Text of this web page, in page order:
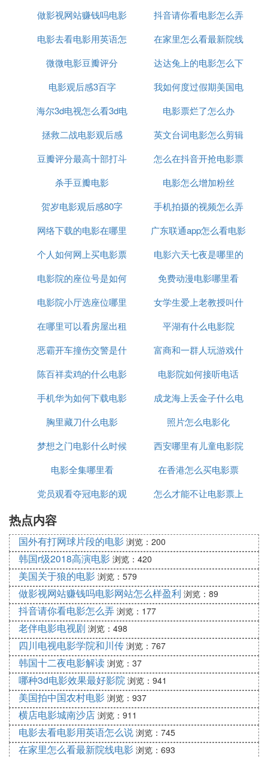
软件介绍
南瓜电影是一个惊悚恐怖专题电影APP，独家放送，
恐怖惊悚电影全员加速中，丧尸大本营带来炫酷的享
优质片源，覆盖十六个惊悚恐怖电影分类。
作为定位中国版Netflix的视频平台，南瓜电影采用纯
付费、无广告的运营模式，是国内最大的会员订阅制
视频平台，装机量早已超1亿台/次，注册用户达3000
有一些电影或是电视剧因为很热门，播放器就会设置
成会员才能看。购买播放器的会员后就可以免费播放
VIP的电影，还有一些播放器会搞一些充值活动。
充值活动包括月充、季充、年充等收费标准，一般
个充值的优惠力度比较大，之后月份会按原价收
像是有些热播的电视剧新更新的两集就会设置成会员
才可以看，充值会员后就可以免费观看。有些比较热
不贵大约六元左右。
⑷ 《南瓜电影》使用方法教程
南瓜 电影 功能众多，支持在线缓存下载电影，电影
分类导航等。很多小伙伴在第一次下载使用的时候，
还不太清楚南瓜电影具体怎么使用，下面我带来了关
于南瓜电影的使用方法教程，一起来看看吧！
南瓜电影使用教程：
1、打开南瓜电影APP，咋首页可以点击右上角的搜
索按钮查找影片。
影的类型。
3、在精彩导视里面，你可一看到最新最热门的 视频
，和大家目前观看的最多的视频啦，不错过任何一个
精彩时刻。
4、在我的页面，呢可以查看你自己的收藏和下载，
还可以设置自己的喜好哦。
⑸ 南瓜电影恢复正常了吗
南瓜电影没有恢复正常。
南瓜电影平台上大量影视资源因版权问题下架，且至
今未恢复，引起用户不满。南瓜电影是一个垂直纯付
费订阅制的流媒体平台，在恒腾网络收购之前，南瓜
电影凭借内容丰富、无删减、无广告等特征，在竞争
激烈的视频平台中占据了一席之地。尤其是平台上部
做影视网站赚钱吗电影
网站怎么样盈利
抖音请你看电影怎么弄
电影去看电影用英语怎
么说
在家里怎么看最新院线
电影
微微电影豆瓣评分
达达兔上的电影怎么下
载
电影观后感3百字
我如何度过假期美国电
影
海尔3d电视怎么看3d电
影
电影票烂了怎么办
拯救二战电影观后感
英文台词电影怎么剪辑
豆瓣评分最高十部打斗
电影
怎么在抖音开抢电影票
杀手豆瓣电影
电影怎么增加粉丝
贺岁电影观后感80字
手机拍摄的视频怎么弄
成电影
网络下载的电影在哪里
可以看
广东联通app怎么看电影
个人如何网上买电影票
电影六天七夜是哪里的
海
电影院的座位号是如何
排列的
免费动漫电影哪里看
电影院小厅选座位哪里
好
女学生爱上老教授叫什
么电影
在哪里可以看房屋出租
电影
平湖有什么电影院
恶霸开车撞伤交警是什
么电影
富商和一群人玩游戏什
么电影
陈百祥卖鸡的什么电影
电影院如何接听电话
手机华为如何下载电影
成龙海上丢金子什么电
影
胸里藏刀什么电影
照片怎么电影化
梦想之门电影什么时候
上映
西安哪里有儿童电影院
电影全集哪里看
在香港怎么买电影票
党员观看夺冠电影的观
怎么才能不让电影票上
热点内容
国外有打网球片段的电影 浏览：200
韩国r级2018高演电影 浏览：420
美国关于狼的电影 浏览：579
做影视网站赚钱吗电影网站怎么样盈利 浏览：89
抖音请你看电影怎么弄 浏览：177
老伴电影电视剧 浏览：498
四川电视电影学院和川传 浏览：767
韩国十二夜电影解读 浏览：37
哪种3d电影效果最好影院 浏览：941
美国拍中国农村电影 浏览：937
横店电影城南沙店 浏览：911
电影去看电影用英语怎么说 浏览：745
在家里怎么看最新院线电影 浏览：693